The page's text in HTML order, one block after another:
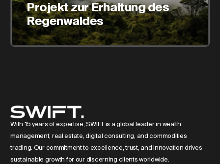
Projekt zur Erhaltung des
Regenwaldes
With 15 years of expertise, SWIFT is a global leader in wealth
management, real estate, digital consulting, and commodities
trading. Our commitment to excellence, trust, and innovation drives
sustainable growth for our discerning clients worldwide.